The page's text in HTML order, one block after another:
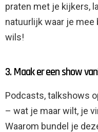
praten met je kijkers,
natuurlijk waar je mee
wils!
3. Maak er een show
Podcasts, talkshows
– wat je maar wilt, je
Waarom bundel je